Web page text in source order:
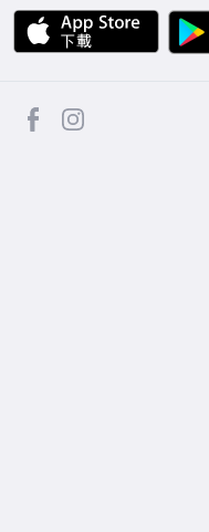
APP
facebook